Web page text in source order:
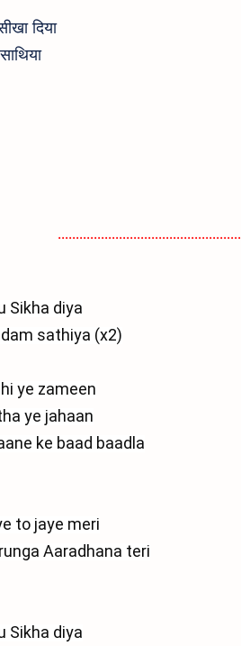
दिया
Sikha diya
sathiya (x2)
ye zameen
ye jahaan
ke baad baadla
to jaye meri
Aaradhana teri
Sikha diya